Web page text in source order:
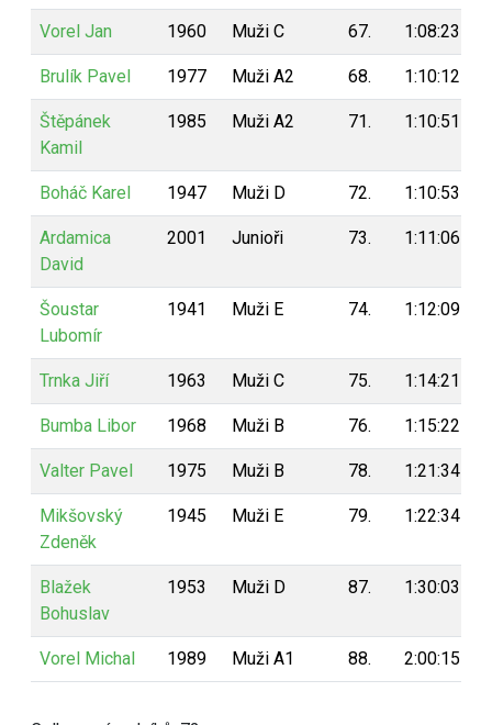
Vorel Jan 1960 Muži C 67. 1:08:23
Brulík Pavel 1977 Muži A2 68. 1:10:12
Štěpánek
Kamil
1985 Muži A2 71. 1:10:51
Boháč Karel 1947 Muži D 72. 1:10:53
Ardamica
David
2001 Junioři 73. 1:11:06
Šoustar
Lubomír
1941 Muži E 74. 1:12:09
Trnka Jiří 1963 Muži C 75. 1:14:21
Bumba Libor 1968 Muži B 76. 1:15:22
Valter Pavel 1975 Muži B 78. 1:21:34
Mikšovský
Zdeněk
1945 Muži E 79. 1:22:34
Blažek
Bohuslav
1953 Muži D 87. 1:30:03
Vorel Michal 1989 Muži A1 88. 2:00:15